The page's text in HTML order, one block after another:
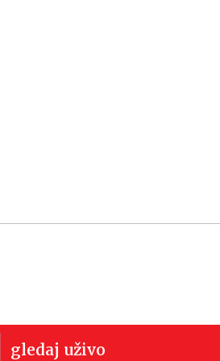
gledaj uživo